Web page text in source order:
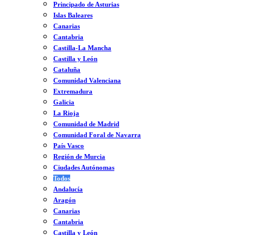
Principado de Asturias
Islas Baleares
Canarias
Cantabria
Castilla-La Mancha
Castilla y León
Cataluña
Comunidad Valenciana
Extremadura
Galicia
La Rioja
Comunidad de Madrid
Comunidad Foral de Navarra
País Vasco
Región de Murcia
Ciudades Autónomas
Todos
Andalucía
Aragón
Canarias
Cantabria
Castilla y León